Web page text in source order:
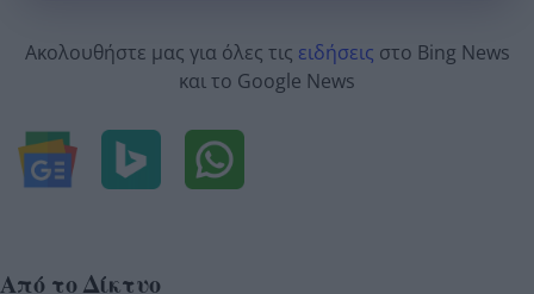
Ακολουθήστε μας για όλες τις ειδήσεις στο Bing News
και το Google News
Από το Δίκτυο